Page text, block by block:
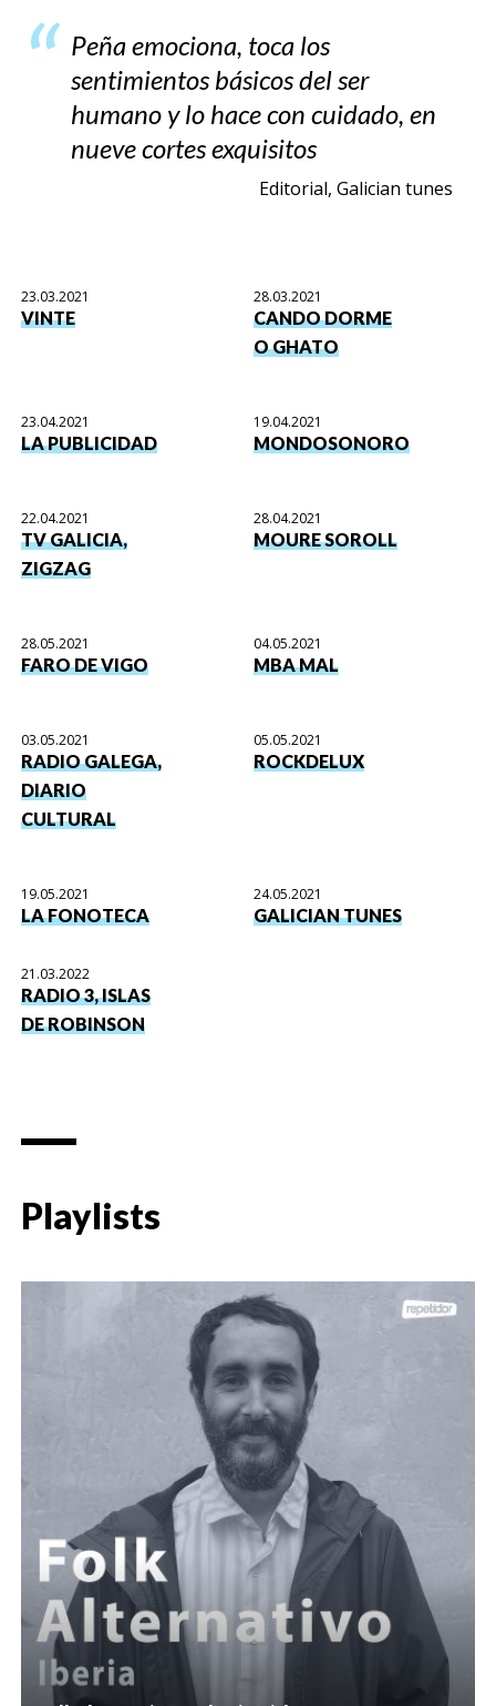
Peña emociona, toca los
sentimientos básicos del ser
humano y lo hace con cuidado, en
nueve cortes exquisitos
Editorial, Galician tunes
23.03.2021
VINTE
28.03.2021
CANDO DORME
O GHATO
23.04.2021
LA PUBLICIDAD
19.04.2021
MONDOSONORO
22.04.2021
TV GALICIA,
ZIGZAG
28.04.2021
MOURE SOROLL
28.05.2021
FARO DE VIGO
04.05.2021
MBA MAL
03.05.2021
RADIO GALEGA,
DIARIO
CULTURAL
05.05.2021
ROCKDELUX
19.05.2021
LA FONOTECA
24.05.2021
GALICIAN TUNES
21.03.2022
RADIO 3, ISLAS
DE ROBINSON
Playlists